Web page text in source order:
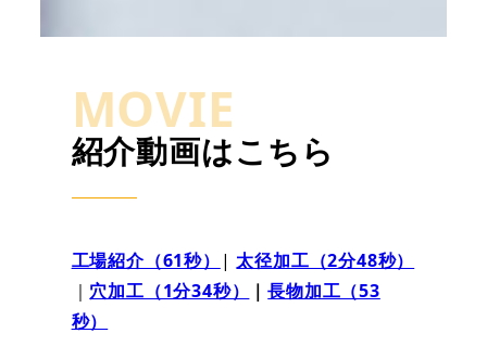
MOVIE
紹介動画はこちら
工場紹介（61秒） | 太径加工（2分48秒）
｜ 穴加工（1分34秒） ｜長物加工（53
秒）